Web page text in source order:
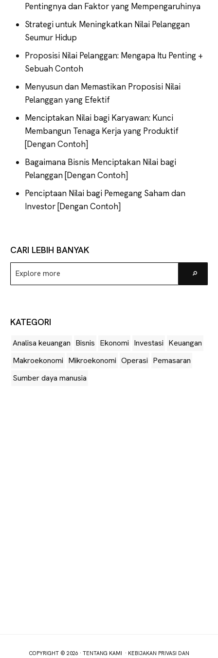
Pentingnya dan Faktor yang Mempengaruhinya
Strategi untuk Meningkatkan Nilai Pelanggan
Seumur Hidup
Proposisi Nilai Pelanggan: Mengapa Itu Penting +
Sebuah Contoh
Menyusun dan Memastikan Proposisi Nilai
Pelanggan yang Efektif
Menciptakan Nilai bagi Karyawan: Kunci
Membangun Tenaga Kerja yang Produktif
[Dengan Contoh]
Bagaimana Bisnis Menciptakan Nilai bagi
Pelanggan [Dengan Contoh]
Penciptaan Nilai bagi Pemegang Saham dan
Investor [Dengan Contoh]
CARI LEBIH BANYAK
Explore
more
KATEGORI
Analisa keuangan Bisnis Ekonomi Investasi Keuangan
Makroekonomi Mikroekonomi Operasi Pemasaran
Sumber daya manusia
COPYRIGHT © 2026 · TENTANG KAMI · KEBIJAKAN PRIVASI DAN